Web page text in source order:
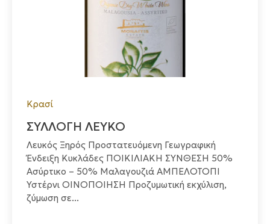
Κρασί
ΣΥΛΛΟΓΗ ΛΕΥΚΟ
Λευκός Ξηρός Προστατευόμενη Γεωγραφική
Ένδειξη Κυκλάδες ΠΟΙΚΙΛΙΑΚΗ ΣΥΝΘΕΣΗ 50%
Ασύρτικο – 50% Μαλαγουζιά ΑΜΠΕΛΟΤΟΠΙ
Υστέρνι ΟΙΝΟΠΟΙΗΣΗ Προζυμωτική εκχύλιση,
ζύμωση σε...